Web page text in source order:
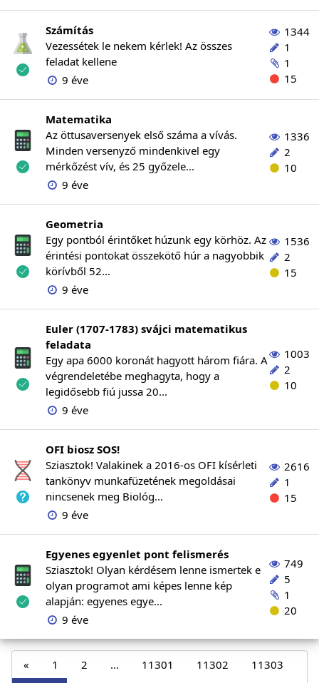
Számítás
Vezessétek le nekem kérlek! Az összes
feladat kellene
9 éve
1344
1
1
15
Matematika
Az öttusaversenyek első száma a vívás.
Minden versenyző mindenkivel egy
mérkőzést vív, és 25 győzele...
9 éve
1336
2
10
Geometria
Egy pontból érintőket húzunk egy körhöz. Az
érintési pontokat összekötő húr a nagyobbik
körívből 52...
9 éve
1536
2
15
Euler (1707-1783) svájci matematikus
feladata
Egy apa 6000 koronát hagyott három fiára. A
végrendeletébe meghagyta, hogy a
legidősebb fiú jussa 20...
9 éve
1003
2
10
OFI biosz SOS!
Sziasztok! Valakinek a 2016-os OFI kísérleti
tankönyv munkafüzetének megoldásai
nincsenek meg Biológ...
9 éve
2616
1
15
Egyenes egyenlet pont felismerés
Sziasztok! Olyan kérdésem lenne ismertek e
olyan programot ami képes lenne kép
alapján: egyenes egye...
9 éve
749
5
1
20
« 1 2 ... 11301 11302
11303